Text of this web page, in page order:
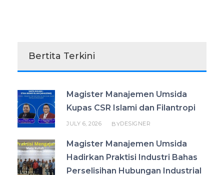
Bertita Terkini
Magister Manajemen Umsida
Kupas CSR Islami dan Filantropi
JULY 6, 2026 BYDESIGNER
Magister Manajemen Umsida
Hadirkan Praktisi Industri Bahas
Perselisihan Hubungan Industrial